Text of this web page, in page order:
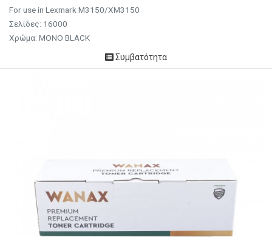
For use in Lexmark M3150/XM3150
Σελίδες: 16000
Χρώμα: MONO BLACK
Συμβατότητα